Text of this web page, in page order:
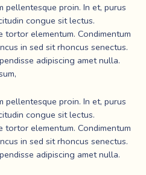
pellentesque proin. In et, purus
congue sit lectus.
tortor elementum. Condimentum
in sed sit rhoncus senectus.
adipiscing amet nulla.
pellentesque proin. In et, purus
congue sit lectus.
tortor elementum. Condimentum
in sed sit rhoncus senectus.
adipiscing amet nulla.